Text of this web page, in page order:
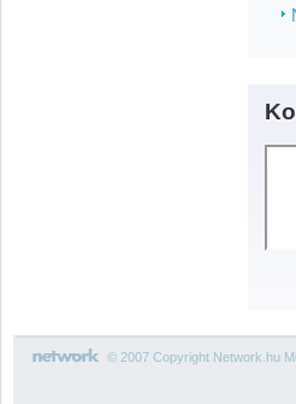
© 2007 Copyright Network.hu